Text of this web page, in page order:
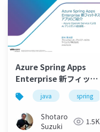
Azure Spring Apps
Enterprise 新フィット
ネスアプリのご紹介 -
Azure OpenAI Service
による AI アシスタント
追加他 -
java spring
Shotaro
Suzuki
1.5K